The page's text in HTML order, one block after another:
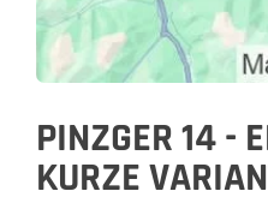
PINZGER 14 -
KURZE